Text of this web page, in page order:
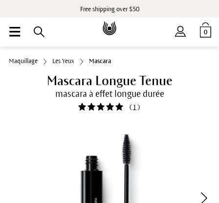
Free shipping over $50
0
Maquillage Les Yeux Mascara
Mascara Longue Tenue
mascara à effet longue durée
(1)